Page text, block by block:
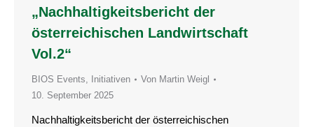
„Nachhaltigkeitsbericht der
österreichischen Landwirtschaft
Vol.2“
BIOS Events, Initiativen Von Martin Weigl
10. September 2025
Nachhaltigkeitsbericht der österreichischen